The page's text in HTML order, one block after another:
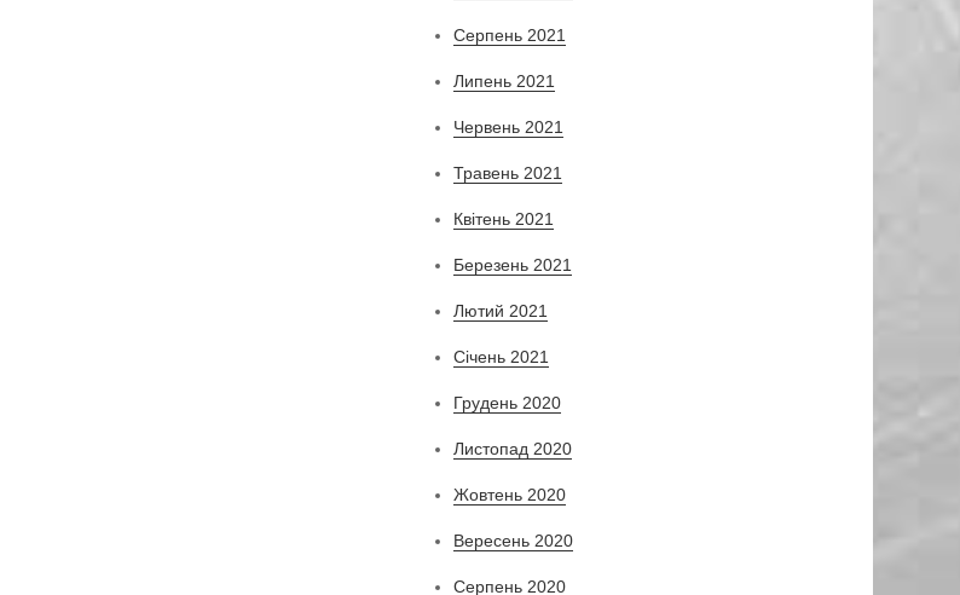
Серпень 2021
Липень 2021
Червень 2021
Травень 2021
Квітень 2021
Березень 2021
Лютий 2021
Січень 2021
Грудень 2020
Листопад 2020
Жовтень 2020
Вересень 2020
Серпень 2020